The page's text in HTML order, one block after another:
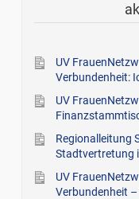
UV
Verbundenheit:
UV
Regionalleitung
Stadtvertretung
UV
Verbundenheit